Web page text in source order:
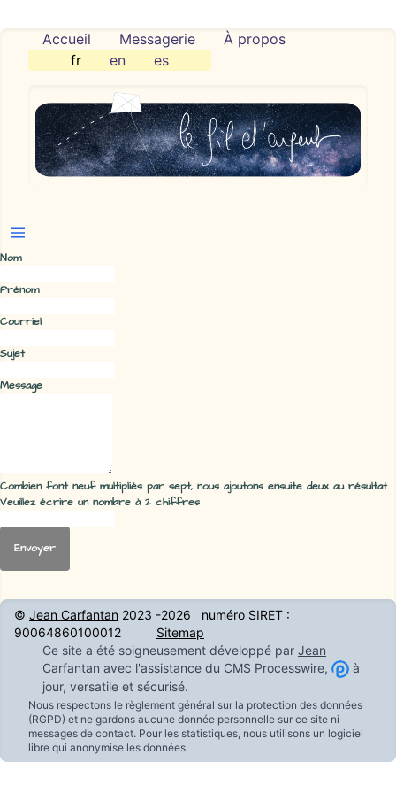
Accueil Messagerie
À propos
fr
en es
Nom
Prénom
Courriel
Sujet
Message
Combien font neuf multipliés par sept, nous ajoutons ensuite deux au résultat
Veuillez écrire un nombre à 2 chiffres
Envoyer
© Jean Carfantan 2023 -2026 numéro SIRET :
90064860100012
Sitemap
Ce site a été soigneusement développé par Jean
Carfantan avec l'assistance du CMS Processwire,
à
jour, versatile et sécurisé.
Nous respectons le règlement général sur la protection des données
(RGPD) et ne gardons aucune donnée personnelle sur ce site ni
messages de contact. Pour les statistiques, nous utilisons un logiciel
libre qui anonymise les données.